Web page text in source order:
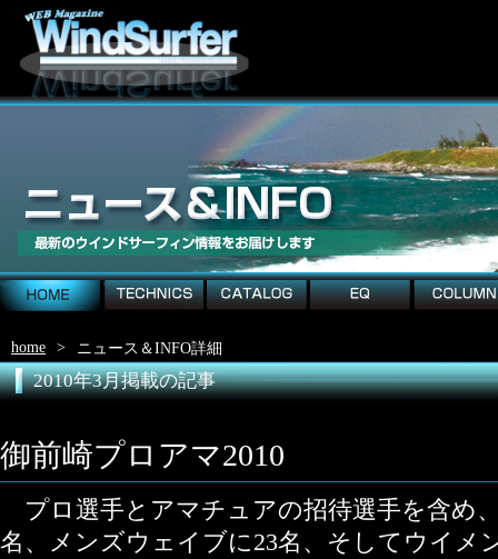
home technics column
home > ニュース＆INFO詳細
2010年3月掲載の記事
御前崎プロアマ2010
プロ選手とアマチュアの招待選手を含め
名、メンズウェイブに23名、そしてウイメ